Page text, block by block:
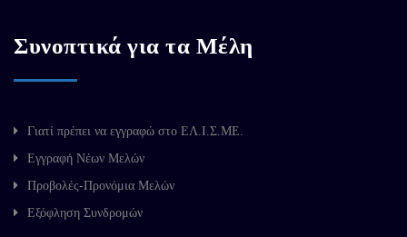
Συνοπτικά για τα Μέλη
Γιατί πρέπει να εγγραφώ στο ΕΛ.Ι.Σ.ΜΕ.
Εγγραφή Νέων Μελών
Προβολές-Προνόμια Μελών
Εξόφληση Συνδρομών